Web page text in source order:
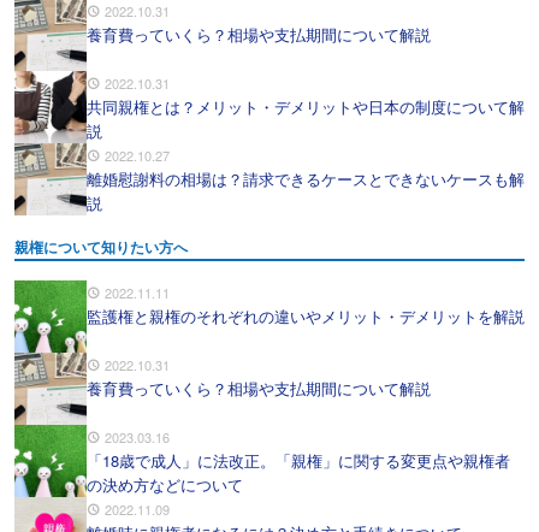
2022.10.31
養育費っていくら？相場や支払期間について解説
2022.10.31
共同親権とは？メリット・デメリットや日本の制度について解
説
2022.10.27
離婚慰謝料の相場は？請求できるケースとできないケースも解
説
親権について知りたい方へ
2022.11.11
監護権と親権のそれぞれの違いやメリット・デメリットを解説
2022.10.31
養育費っていくら？相場や支払期間について解説
2023.03.16
「18歳で成人」に法改正。「親権」に関する変更点や親権者
の決め方などについて
2022.11.09